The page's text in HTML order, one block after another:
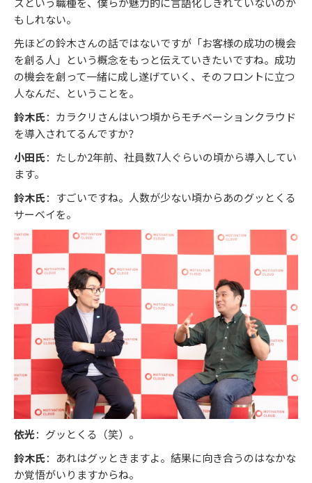
もしれない。
先ほどの鈴木さんの話ではないですが「お客様の成功の機会
を創る人」という概念をもっと伝えていきたいですね。成功
の機会を創って一緒に成し遂げていく、そのフロントに立つ
人なんだ、ということを。
鈴木氏：カラクリさんはいつ頃からモチベーションクラウド
を導入されてるんですか？
小田氏：たしか2年前、社員数7人ぐらいの頃から導入してい
ます。
鈴木氏：すごいですね。人数が少ない頃からあのグッとくる
サーベイを。
依光：グッとくる（笑）。
鈴木氏：あれはグッときますよ。結果に向き合うのはなかな
か覚悟がいりますからね。